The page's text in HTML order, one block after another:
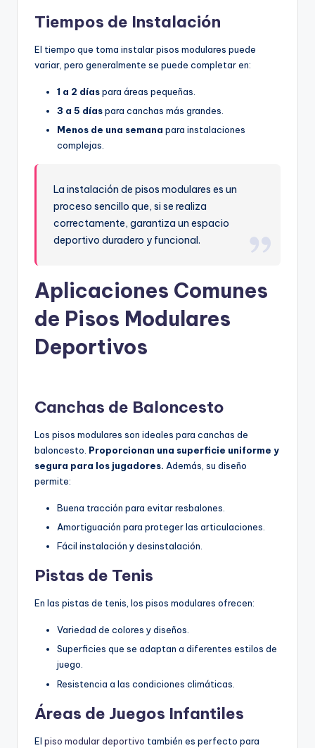
Tiempos de Instalación
El tiempo que toma instalar pisos modulares puede
variar, pero generalmente se puede completar en:
1 a 2 díaspara áreas pequeñas.
3 a 5 díaspara canchas más grandes.
Menos de una semana para instalaciones
complejas.
La instalación de pisos modulares es un
proceso sencillo que, si se realiza
correctamente, garantiza un espacio
deportivo duradero y funcional.
Aplicaciones Comunes
de Pisos Modulares
Deportivos
Canchas de Baloncesto
Los pisos modulares son ideales para canchas de
baloncesto. Proporcionan una superficie uniforme y
segura para los jugadores. Además, su diseño
permite:
Buena tracción para evitar resbalones.
Amortiguación para proteger las articulaciones.
Fácil instalación y desinstalación.
Pistas de Tenis
En las pistas de tenis, los pisos modulares ofrecen:
Variedad de colores y diseños.
Superficies que se adaptan a diferentes estilos de
juego.
Resistencia a las condiciones climáticas.
Áreas de Juegos Infantiles
El piso modular deportivo también es perfecto para